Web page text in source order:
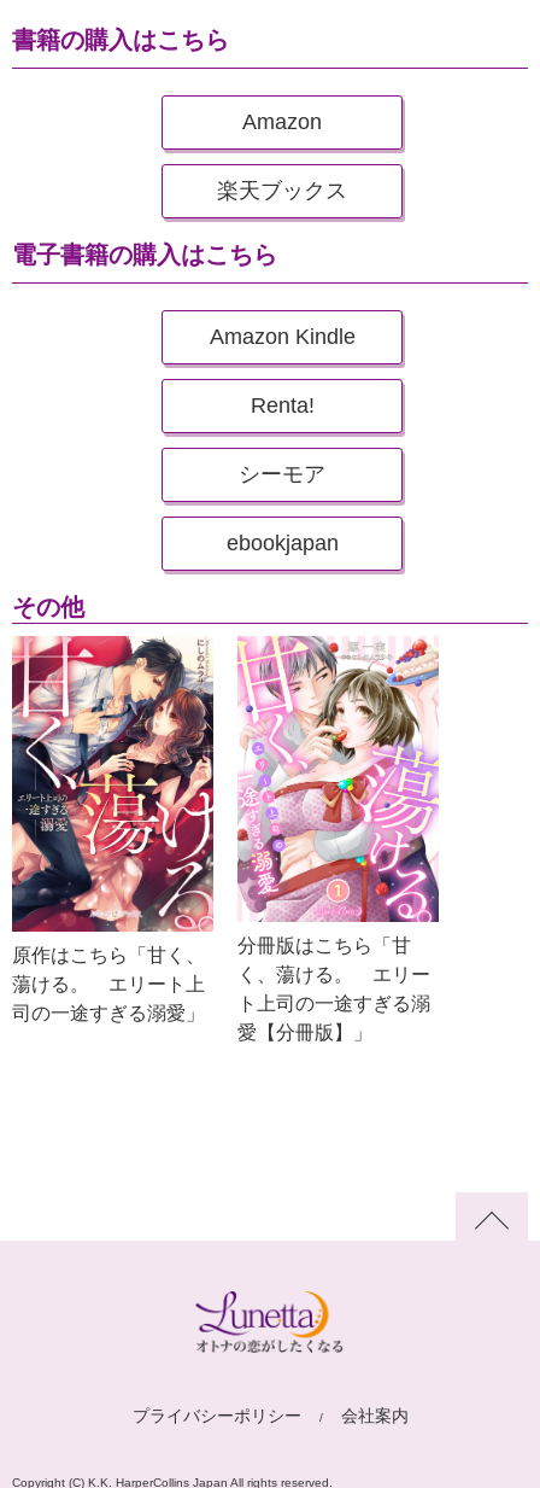
書籍の購入はこちら
Amazon
楽天ブックス
電子書籍の購入はこちら
Amazon Kindle
Renta!
シーモア
ebookjapan
その他
原作はこちら「甘く、
蕩ける。 エリート上
司の一途すぎる溺愛」
分冊版はこちら「甘
く、蕩ける。 エリー
ト上司の一途すぎる溺
愛【分冊版】」
プライバシーポリシー 会社案内
Copyright (C) K.K. HarperCollins Japan All rights reserved.